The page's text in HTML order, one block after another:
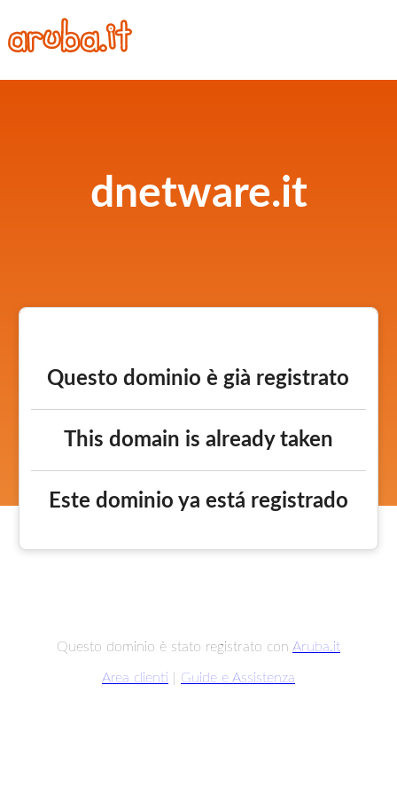
dnetware.it
Questo dominio è già registrato
This domain is already taken
Este dominio ya está registrado
Questo dominio è stato registrato con Aruba.it
Area clienti Guide e Assistenza